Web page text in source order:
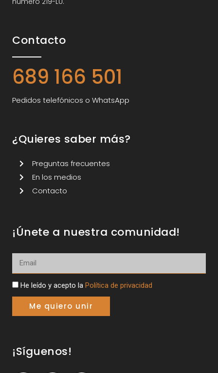
Contacto
689 166 501
Pedidos telefónicos o WhatsApp
¿Quieres saber más?
Preguntas frecuentes
En los medios
Contacto
¡Únete a nuestra comunidad!
He leído y acepto la Política de privacidad
Me quiero unir
¡Síguenos!